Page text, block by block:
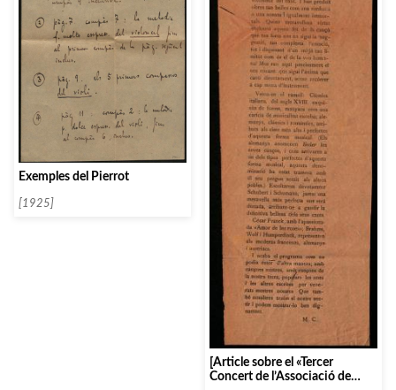
Exemples del Pierrot
[1925]
[Article sobre el «Tercer
Concert de l’Associació de